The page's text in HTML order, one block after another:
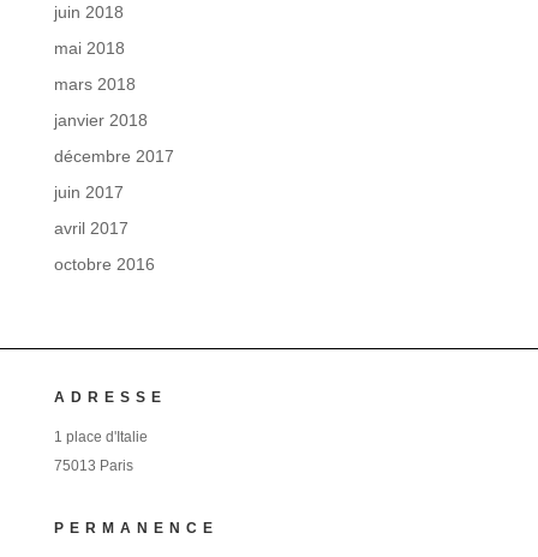
juin 2018
mai 2018
mars 2018
janvier 2018
décembre 2017
juin 2017
avril 2017
octobre 2016
ADRESSE
1 place d'Italie
75013 Paris
PERMANENCE